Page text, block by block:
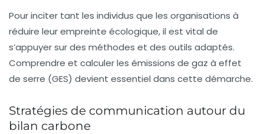
Pour inciter tant les individus que les organisations à
réduire leur empreinte écologique, il est vital de
s’appuyer sur des méthodes et des outils adaptés.
Comprendre et calculer les émissions de gaz à effet
de serre (GES) devient essentiel dans cette démarche.
Stratégies de communication autour du
bilan carbone